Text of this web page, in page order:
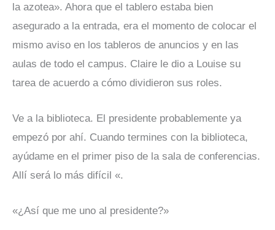
la azotea». Ahora que el tablero estaba bien
asegurado a la entrada, era el momento de colocar el
mismo aviso en los tableros de anuncios y en las
aulas de todo el campus. Claire le dio a Louise su
tarea de acuerdo a cómo dividieron sus roles.
Ve a la biblioteca. El presidente probablemente ya
empezó por ahí. Cuando termines con la biblioteca,
ayúdame en el primer piso de la sala de conferencias.
Allí será lo más difícil «.
«¿Así que me uno al presidente?»